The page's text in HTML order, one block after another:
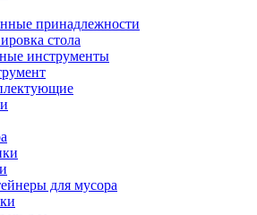
принадлежности
стола
инструменты
для мусора